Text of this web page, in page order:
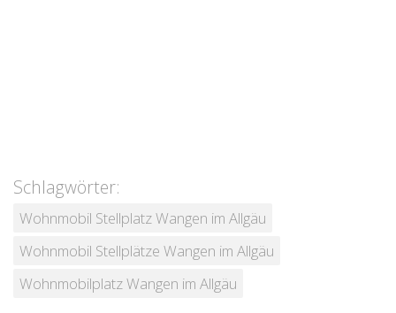
Schlagwörter:
Wohnmobil Stellplatz Wangen im Allgäu
Wohnmobil Stellplätze Wangen im Allgäu
Wohnmobilplatz Wangen im Allgäu